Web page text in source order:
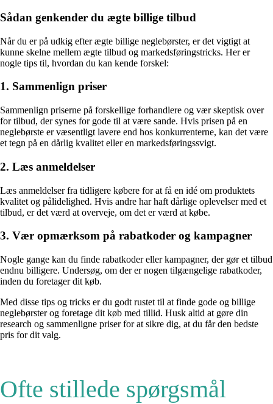
Sådan genkender du ægte billige tilbud
Når du er på udkig efter ægte billige neglebørster, er det vigtigt at
kunne skelne mellem ægte tilbud og markedsføringstricks. Her er
nogle tips til, hvordan du kan kende forskel:
1. Sammenlign priser
Sammenlign priserne på forskellige forhandlere og vær skeptisk over
for tilbud, der synes for gode til at være sande. Hvis prisen på en
neglebørste er væsentligt lavere end hos konkurrenterne, kan det være
et tegn på en dårlig kvalitet eller en markedsføringssvigt.
2. Læs anmeldelser
Læs anmeldelser fra tidligere købere for at få en idé om produktets
kvalitet og pålidelighed. Hvis andre har haft dårlige oplevelser med et
tilbud, er det værd at overveje, om det er værd at købe.
3. Vær opmærksom på rabatkoder og kampagner
Nogle gange kan du finde rabatkoder eller kampagner, der gør et tilbud
endnu billigere. Undersøg, om der er nogen tilgængelige rabatkoder,
inden du foretager dit køb.
Med disse tips og tricks er du godt rustet til at finde gode og billige
neglebørster og foretage dit køb med tillid. Husk altid at gøre din
research og sammenligne priser for at sikre dig, at du får den bedste
pris for dit valg.
Ofte stillede spørgsmål